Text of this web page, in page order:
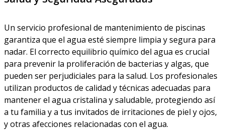
Un servicio profesional de mantenimiento de piscinas
garantiza que el agua esté siempre limpia y segura para
nadar. El correcto equilibrio químico del agua es crucial
para prevenir la proliferación de bacterias y algas, que
pueden ser perjudiciales para la salud. Los profesionales
utilizan productos de calidad y técnicas adecuadas para
mantener el agua cristalina y saludable, protegiendo así
a tu familia y a tus invitados de irritaciones de piel y ojos,
y otras afecciones relacionadas con el agua.